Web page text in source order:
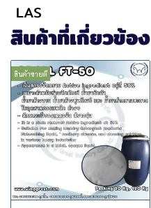
LAS
สินค้าที่เกี่ยวข้อง
สินค้าขายดี